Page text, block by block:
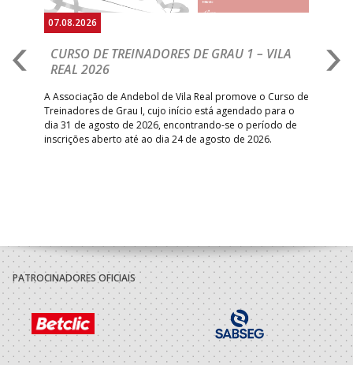
07.08.2026
CURSO DE TREINADORES DE GRAU 1 – VILA
REAL 2026
A Associação de Andebol de Vila Real promove o Curso de
Treinadores de Grau I, cujo início está agendado para o
dia 31 de agosto de 2026, encontrando-se o período de
inscrições aberto até ao dia 24 de agosto de 2026.
PATROCINADORES OFICIAIS